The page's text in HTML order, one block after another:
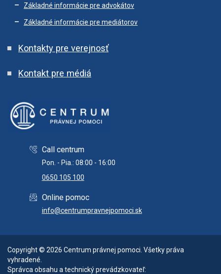
Základné informácie pre advokátov
Základné informácie pre mediátorov
Kontakty pre verejnosť
Kontakt pre médiá
Call centrum
Pon. - Pia.: 08:00 - 16:00
0650 105 100
Online pomoc
info@centrumpravnejpomoci.sk
Copyright © 2026 Centrum právnej pomoci. Všetky práva
vyhradené.
Správca obsahu a technický prevádzkovateľ: